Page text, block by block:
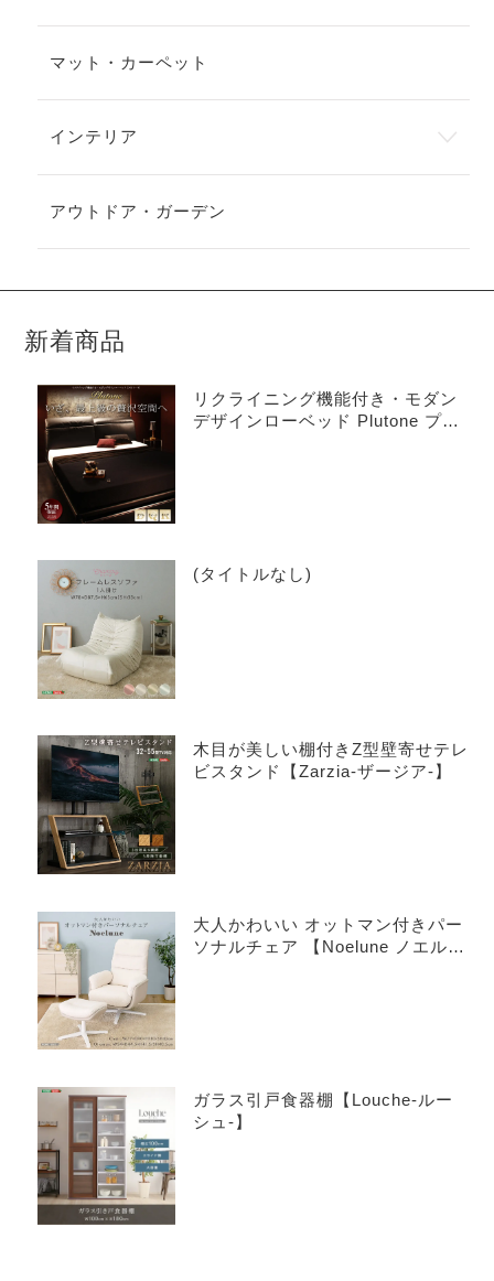
マット・カーペット
インテリア
アウトドア・ガーデン
新着商品
リクライニング機能付き・モダン
デザインローベッド Plutone プル
(タイトルなし)
木目が美しい棚付きZ型壁寄せテレ
ビスタンド【Zarzia-ザージア-】
大人かわいい オットマン付きパー
ソナルチェア 【Noelune ノエル
ガラス引戸食器棚【Louche-ルー
シュ-】